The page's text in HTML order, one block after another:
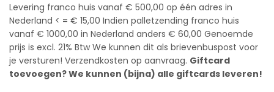
Levering franco huis vanaf € 500,00 op één adres in
Nederland < = € 15,00 Indien palletzending franco huis
vanaf € 1000,00 in Nederland anders € 60,00 Genoemde
prijs is excl. 21% Btw We kunnen dit als brievenbuspost voor
je versturen! Verzendkosten op aanvraag. Giftcard
toevoegen? We kunnen (bijna) alle giftcards leveren!